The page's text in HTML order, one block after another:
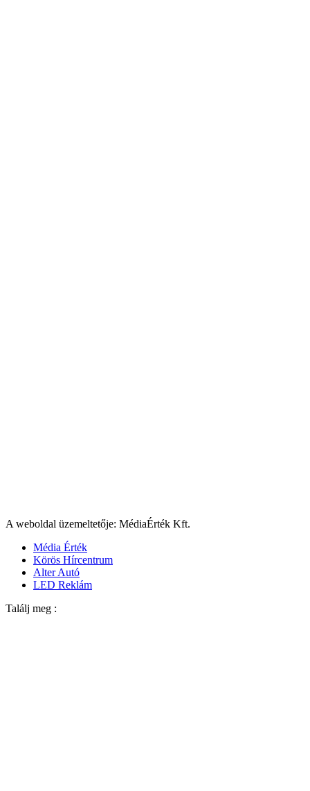
A weboldal üzemeltetője: MédiaÉrték Kft.
Média Érték
Körös Hírcentrum
Alter Autó
LED Reklám
Találj meg :